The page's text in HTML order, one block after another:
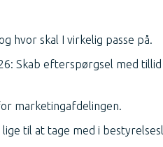
hvor skal I virkelig passe på.
Skab efterspørgsel med tillid
marketingafdelingen.
til at tage med i